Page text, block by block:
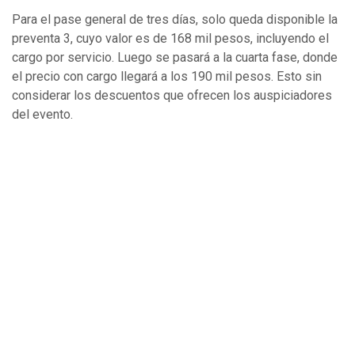
Para el pase general de tres días, solo queda disponible la
preventa 3, cuyo valor es de 168 mil pesos, incluyendo el
cargo por servicio. Luego se pasará a la cuarta fase, donde
el precio con cargo llegará a los 190 mil pesos. Esto sin
considerar los descuentos que ofrecen los auspiciadores
del evento.